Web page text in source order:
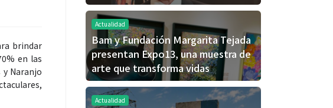
brindar
en las
Naranjo
Actualidad
Bam y Fundación Margarita Tejada
presentan Expo13, una muestra de
arte que transforma vidas
Actualidad